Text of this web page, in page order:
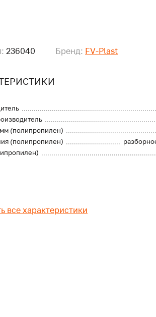
236040 Бренд: FV-Plast
(полипропилен)
(полипропилен)
все характеристики